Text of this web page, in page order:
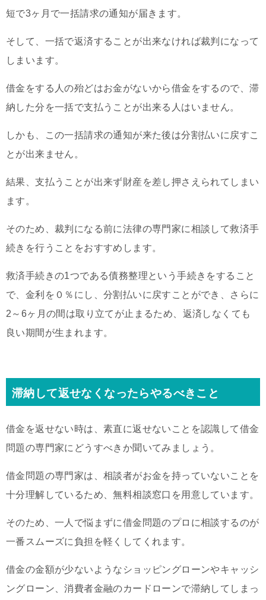
短で3ヶ月で一括請求の通知が届きます。
そして、一括で返済することが出来なければ裁判になって
しまいます。
借金をする人の殆どはお金がないから借金をするので、滞
納した分を一括で支払うことが出来る人はいません。
しかも、この一括請求の通知が来た後は分割払いに戻すこ
とが出来ません。
結果、支払うことが出来ず財産を差し押さえられてしまい
ます。
そのため、裁判になる前に法律の専門家に相談して救済手
続きを行うことをおすすめします。
救済手続きの1つである債務整理という手続きをすること
で、金利を０％にし、分割払いに戻すことができ、さらに
2～6ヶ月の間は取り立てが止まるため、返済しなくても
良い期間が生まれます。
滞納して返せなくなったらやるべきこと
借金を返せない時は、素直に返せないことを認識して借金
問題の専門家にどうすべきか聞いてみましょう。
借金問題の専門家は、相談者がお金を持っていないことを
十分理解しているため、無料相談窓口を用意しています。
そのため、一人で悩まずに借金問題のプロに相談するのが
一番スムーズに負担を軽くしてくれます。
借金の金額が少ないようなショッピングローンやキャッシ
ングローン、消費者金融のカードローンで滞納してしまっ